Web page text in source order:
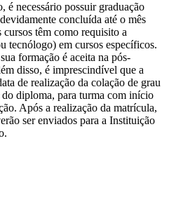
é necessário possuir graduação
concluída até o mês
têm como requisito a
tecnólogo) em cursos específicos.
formação é aceita na pós-
disso, é imprescindível que a
de realização da colação de grau
diploma, para turma com início
Após a realização da matrícula,
ser enviados para a Instituição